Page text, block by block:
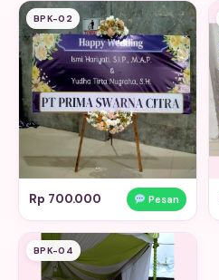
BPK-02
Rp 700.000 Pesan
BPK-04